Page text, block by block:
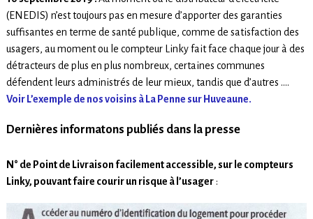
(ENEDIS) n’est toujours pas en mesure d’apporter des garanties
suffisantes en terme de santé publique, comme de satisfaction des
usagers, au moment ou le compteur Linky fait face chaque jour à des
détracteurs de plus en plus nombreux, certaines communes
défendent leurs administrés de leur mieux, tandis que d’autres ….
Voir L’exemple de nos voisins à La Penne sur Huveaune.
Dernières informatons publiés dans la presse
N° de Point de Livraison facilement accessible, sur le compteurs
Linky, pouvant faire courir un risque à l’usager: